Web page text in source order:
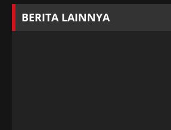
BERITA LAINNYA